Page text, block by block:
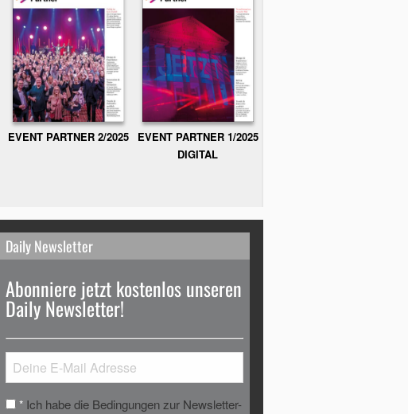
EVENT PARTNER 2/2025
EVENT PARTNER 1/2025
DIGITAL
Daily Newsletter
Abonniere jetzt kostenlos unseren
Daily Newsletter!
* Ich habe die Bedingungen zur Newsletter-